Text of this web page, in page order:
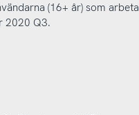
(16+ år) som
2020 Q3.